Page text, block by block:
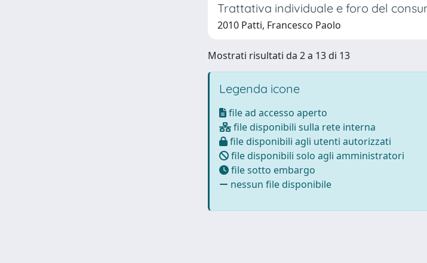
Trattativa individuale e foro del
2010 Patti, Francesco Paolo
Mostrati risultati da 2 a 13 di 13
Legenda icone
file ad accesso aperto
file disponibili sulla rete interna
file disponibili agli utenti autorizzati
file disponibili solo agli amministratori
file sotto embargo
nessun file disponibile